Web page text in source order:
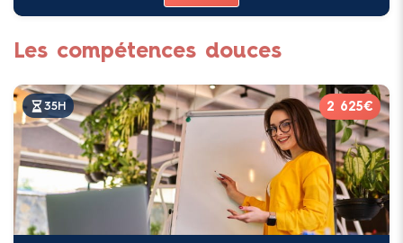
Les compétences douces
35H 2 625€